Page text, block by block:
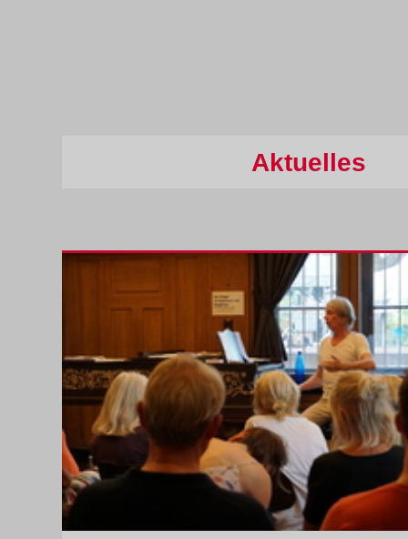
Der Chor auf Facebook
Der Chor auf Instagram
Impressum
Datenschutzerklärung
Aktuelles